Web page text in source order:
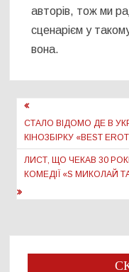
авторів, тож ми
сценарієм у
вона.
Навігація
записів
СТАЛО ВІДОМО ДЕ В
КІНОЗБІРКУ «BEST
ЛИСТ, ЩО ЧЕКАВ 30
КОМЕДІЇ «S МИКОЛАЙ